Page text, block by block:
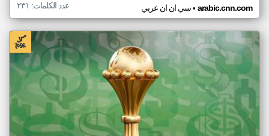
سي ان ان عربي• arabic.cnn.com عدد الكلمات: ٢٣١